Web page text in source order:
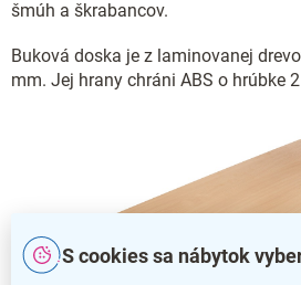
S cookies sa nábytok
šmúh a škrabancov.
Buková doska je z laminovanej
mm. Jej hrany chráni ABS o hrúbke